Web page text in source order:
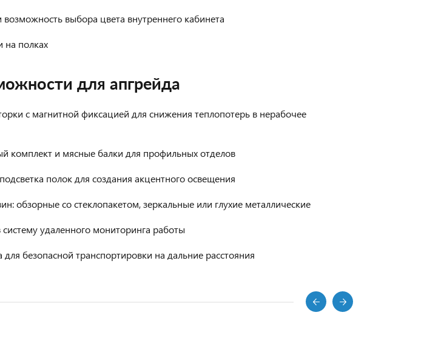
выбора цвета внутреннего кабинета
на полках
для апгрейда
с магнитной фиксацией для снижения теплопотерь в нерабочее
комплект и мясные балки для профильных отделов
полок для создания акцентного освещения
обзорные со стеклопакетом, зеркальные или глухие металлические
удаленного мониторинга работы
безопасной транспортировки на дальние расстояния